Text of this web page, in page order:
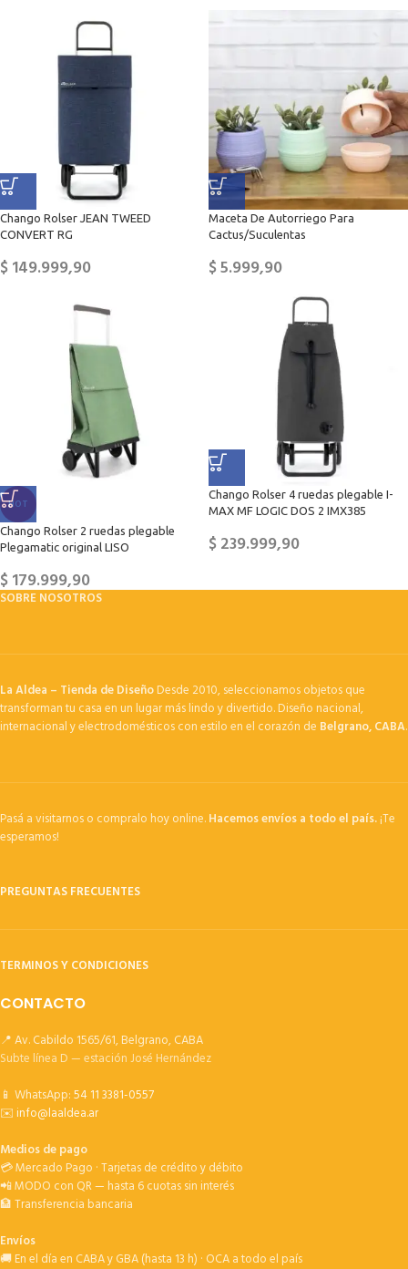
Chango Rolser JEAN TWEED
CONVERT RG
$149.999,90
Maceta De Autorriego Para
Cactus/Suculentas
$5.999,90
HOT
Chango Rolser 2 ruedas plegable
Plegamatic original LISO
$179.999,90
Chango Rolser 4 ruedas plegable I-
MAX MF LOGIC DOS 2 IMX385
$239.999,90
SOBRE NOSOTROS
La Aldea – Tienda de DiseñoDesde 2010, seleccionamos objetos que
transforman tu casa en un lugar más lindo y divertido. Diseño nacional,
internacional y electrodomésticos con estilo en el corazón de Belgrano, CABA.
Pasá a visitarnos o compralo hoy online.Hacemos envíos a todo el país.¡Te
esperamos!
PREGUNTAS FRECUENTES
TERMINOS Y CONDICIONES
CONTACTO
📍 Av. Cabildo 1565/61, Belgrano, CABA
Subte línea D — estación José Hernández
📱 WhatsApp:54 11 3381-0557
✉️info@laaldea.ar
Medios de pago
💳 Mercado Pago · Tarjetas de crédito y débito
📲 MODO con QR — hasta 6 cuotas sin interés
🏦 Transferencia bancaria
Envíos
🚚 En el día en CABA y GBA (hasta 13 h) · OCA a todo el país